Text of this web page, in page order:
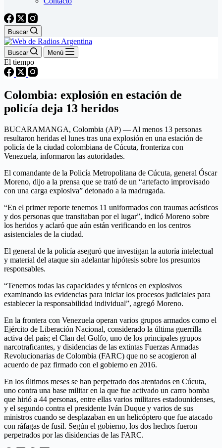
Buscar
Buscar Menú
El tiempo
Colombia: explosión en estación de
policía deja 13 heridos
BUCARAMANGA, Colombia (AP) — Al menos 13 personas
resultaron heridas el lunes tras una explosión en una estación de
policía de la ciudad colombiana de Cúcuta, fronteriza con
Venezuela, informaron las autoridades.
El comandante de la Policía Metropolitana de Cúcuta, general Óscar
Moreno, dijo a la prensa que se trató de un “artefacto improvisado
con una carga explosiva” detonado a la madrugada.
“En el primer reporte tenemos 11 uniformados con traumas acústicos
y dos personas que transitaban por el lugar”, indicó Moreno sobre
los heridos y aclaró que aún están verificando en los centros
asistenciales de la ciudad.
El general de la policía aseguró que investigan la autoría intelectual
y material del ataque sin adelantar hipótesis sobre los presuntos
responsables.
“Tenemos todas las capacidades y técnicos en explosivos
examinando las evidencias para iniciar los procesos judiciales para
establecer la responsabilidad individual”, agregó Moreno.
En la frontera con Venezuela operan varios grupos armados como el
Ejército de Liberación Nacional, considerado la última guerrilla
activa del país; el Clan del Golfo, uno de los principales grupos
narcotraficantes, y disidencias de las extintas Fuerzas Armadas
Revolucionarias de Colombia (FARC) que no se acogieron al
acuerdo de paz firmado con el gobierno en 2016.
En los últimos meses se han perpetrado dos atentados en Cúcuta,
uno contra una base militar en la que fue activado un carro bomba
que hirió a 44 personas, entre ellas varios militares estadounidenses,
y el segundo contra el presidente Iván Duque y varios de sus
ministros cuando se desplazaban en un helicóptero que fue atacado
con ráfagas de fusil. Según el gobierno, los dos hechos fueron
perpetrados por las disidencias de las FARC.